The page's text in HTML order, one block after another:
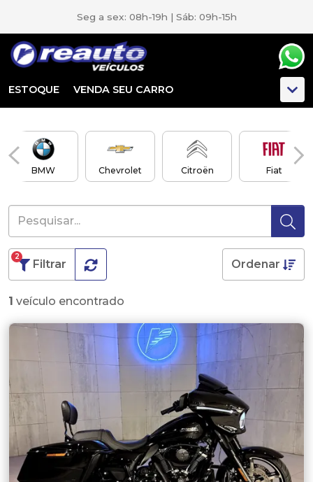
Seg a sex: 08h-19h | Sáb: 09h-15h
ESTOQUE VENDA SEU CARRO
BMW Chevrolet Citroën Fiat
Filtrar
2
Ordenar
1 veículo encontrado